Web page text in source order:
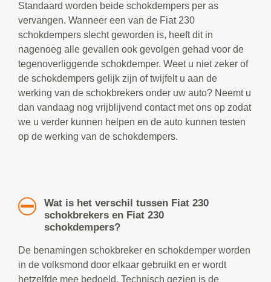
Standaard worden beide schokdempers per as
vervangen. Wanneer een van de Fiat 230
schokdempers slecht geworden is, heeft dit in
nagenoeg alle gevallen ook gevolgen gehad voor de
tegenoverliggende schokdemper. Weet u niet zeker of
de schokdempers gelijk zijn of twijfelt u aan de
werking van de schokbrekers onder uw auto? Neemt u
dan vandaag nog vrijblijvend contact met ons op zodat
we u verder kunnen helpen en de auto kunnen testen
op de werking van de schokdempers.
Wat is het verschil tussen Fiat 230
schokbrekers en Fiat 230
schokdempers?
De benamingen schokbreker en schokdemper worden
in de volksmond door elkaar gebruikt en er wordt
hetzelfde mee bedoeld. Technisch gezien is de